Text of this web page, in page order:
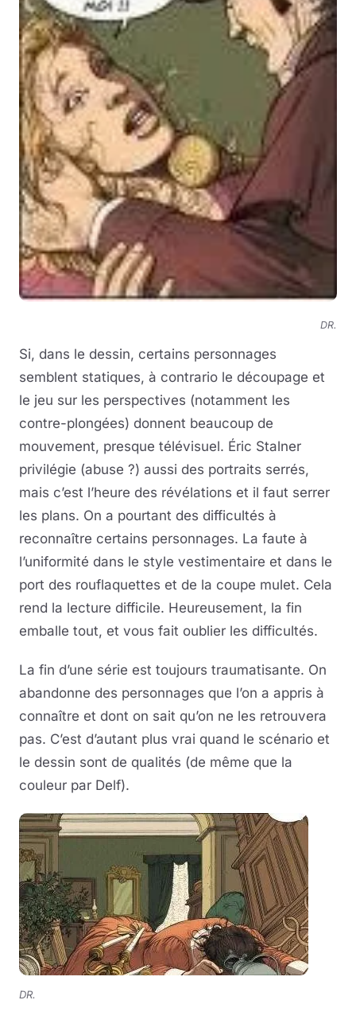
DR.
Si, dans le dessin, certains personnages
semblent statiques, à contrario le découpage et
le jeu sur les perspectives (notamment les
contre-plongées) donnent beaucoup de
mouvement, presque télévisuel. Éric Stalner
privilégie (abuse ?) aussi des portraits serrés,
mais c’est l’heure des révélations et il faut serrer
les plans. On a pourtant des difficultés à
reconnaître certains personnages. La faute à
l’uniformité dans le style vestimentaire et dans le
port des rouflaquettes et de la coupe mulet. Cela
rend la lecture difficile. Heureusement, la fin
emballe tout, et vous fait oublier les difficultés.
La fin d’une série est toujours traumatisante. On
abandonne des personnages que l’on a appris à
connaître et dont on sait qu’on ne les retrouvera
pas. C’est d’autant plus vrai quand le scénario et
le dessin sont de qualités (de même que la
couleur par Delf).
DR.